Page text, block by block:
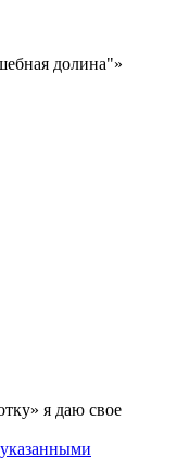
долина"»
я даю свое